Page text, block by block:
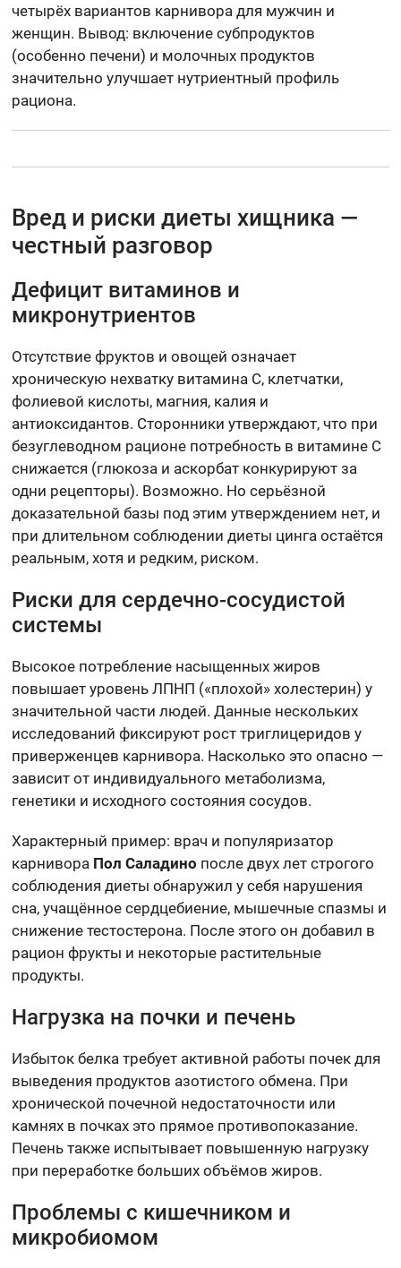
четырёх вариантов карнивора для мужчин и
женщин. Вывод: включение субпродуктов
(особенно печени) и молочных продуктов
значительно улучшает нутриентный профиль
рациона.
Вред и риски диеты хищника —
честный разговор
Дефицит витаминов и
микронутриентов
Отсутствие фруктов и овощей означает
хроническую нехватку витамина C, клетчатки,
фолиевой кислоты, магния, калия и
антиоксидантов. Сторонники утверждают, что при
безуглеводном рационе потребность в витамине C
снижается (глюкоза и аскорбат конкурируют за
одни рецепторы). Возможно. Но серьёзной
доказательной базы под этим утверждением нет, и
при длительном соблюдении диеты цинга остаётся
реальным, хотя и редким, риском.
Риски для сердечно-сосудистой
системы
Высокое потребление насыщенных жиров
повышает уровень ЛПНП («плохой» холестерин) у
значительной части людей. Данные нескольких
исследований фиксируют рост триглицеридов у
приверженцев карнивора. Насколько это опасно —
зависит от индивидуального метаболизма,
генетики и исходного состояния сосудов.
Характерный пример: врач и популяризатор
карнивора Пол Саладино после двух лет строгого
соблюдения диеты обнаружил у себя нарушения
сна, учащённое сердцебиение, мышечные спазмы и
снижение тестостерона. После этого он добавил в
рацион фрукты и некоторые растительные
продукты.
Нагрузка на почки и печень
Избыток белка требует активной работы почек для
выведения продуктов азотистого обмена. При
хронической почечной недостаточности или
камнях в почках это прямое противопоказание.
Печень также испытывает повышенную нагрузку
при переработке больших объёмов жиров.
Проблемы с кишечником и
микробиомом